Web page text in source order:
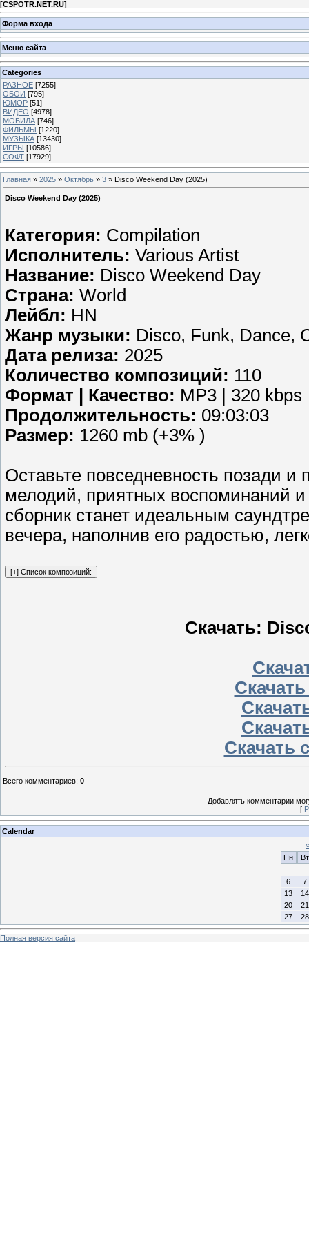
[CSPOTR.NET.RU]
Форма входа
Меню сайта
Categories
РАЗНОЕ [7255]
ОБОИ [795]
ЮМОР [51]
ВИДЕО [4978]
МОБИЛА [746]
ФИЛЬМЫ [1220]
МУЗЫКА [13430]
ИГРЫ [10586]
СОФТ [17929]
Главная » 2025 » Октябрь » 3 » Disco Weekend Day (2025)
Disco Weekend Day (2025)
Категория: Compilation
Исполнитель: Various Artist
Название: Disco Weekend Day
Страна: World
Лейбл: HN
Жанр музыки: Disco, Funk, Dance,
Дата релиза: 2025
Количество композиций: 110
Формат | Качество: MP3 | 320 kbps
Продолжительность: 09:03:03
Размер: 1260 mb (+3% )
Оставьте повседневность позади
мелодий, приятных воспоминаний
сборник станет идеальным
вечера, наполнив его радостью,
Скачать:
Скачать
Всего комментариев: 0
Добавлять комментарии
[
Calendar
«
Пн
Вт
6
7
13
14
20
21
27
28
Полная версия сайта